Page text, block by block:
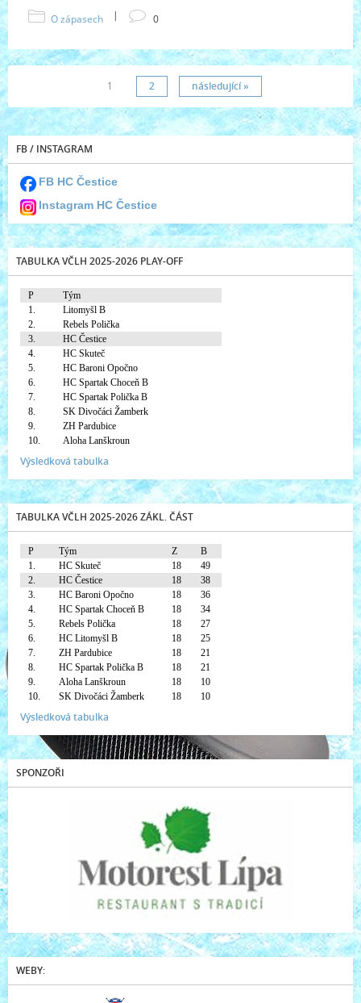
O zápasech | 0
1 2 následující »
FB / INSTAGRAM
FB HC Čestice
Instagram HC Čestice
TABULKA VČLH 2025-2026 PLAY-OFF
P
Tým
1.
Litomyšl B
2.
Rebels Polička
3.
HC Čestice
4.
HC Skuteč
5.
HC Baroni Opočno
6.
HC Spartak Choceň B
7.
HC Spartak Polička B
8.
SK Divočáci Žamberk
9.
ZH Pardubice
10.
Aloha Lanškroun
Výsledková tabulka
TABULKA VČLH 2025-2026 ZÁKL. ČÁST
P Tým Z
B
1.
HC Skuteč 18
49
2.
HC Čestice 18
38
3.
HC Baroni Opočno 18
36
4.
HC Spartak Choceň B 18
34
5.
Rebels Polička 18
27
6.
HC Litomyšl B 18
25
7.
ZH Pardubice 18
21
8.
HC Spartak Polička B 18
21
9.
Aloha Lanškroun 18
10
10.
SK Divočáci Žamberk 18 10
Výsledková tabulka
SPONZOŘI
WEBY: